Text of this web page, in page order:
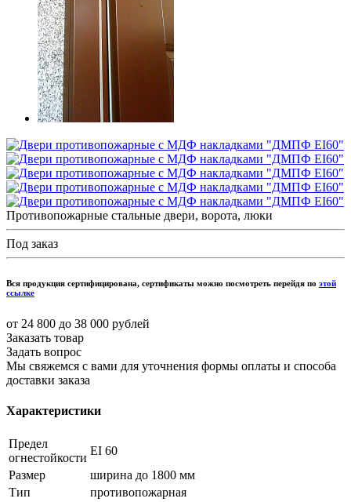
Противопожарные стальные двери, ворота, люки
Под заказ
Вся продукция сертифицирована, сертификаты можно посмотреть перейдя по этой
ссылке
от 24 800 до 38 000 рублей
Заказать товар
Задать вопрос
Мы свяжемся с вами для уточнения формы оплаты и способа
доставки заказа
Характеристики
Предел
огнестойкости
EI 60
Размер
ширина до 1800 мм
Тип
противопожарная